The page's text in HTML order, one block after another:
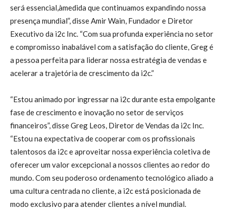
será essencial,àmedida que continuamos expandindo nossa
presença mundial”, disse Amir Wain, Fundador e Diretor
Executivo da i2c Inc. “Com sua profunda experiência no setor
e compromisso inabalável com a satisfação do cliente, Greg é
a pessoa perfeita para liderar nossa estratégia de vendas e
acelerar a trajetória de crescimento da i2c.”
“Estou animado por ingressar na i2c durante esta empolgante
fase de crescimento e inovação no setor de serviços
financeiros”, disse Greg Leos, Diretor de Vendas da i2c Inc.
“Estou na expectativa de cooperar com os profissionais
talentosos da i2c e aproveitar nossa experiência coletiva de
oferecer um valor excepcional a nossos clientes ao redor do
mundo. Com seu poderoso ordenamento tecnológico aliado a
uma cultura centrada no cliente, a i2c está posicionada de
modo exclusivo para atender clientes a nível mundial.